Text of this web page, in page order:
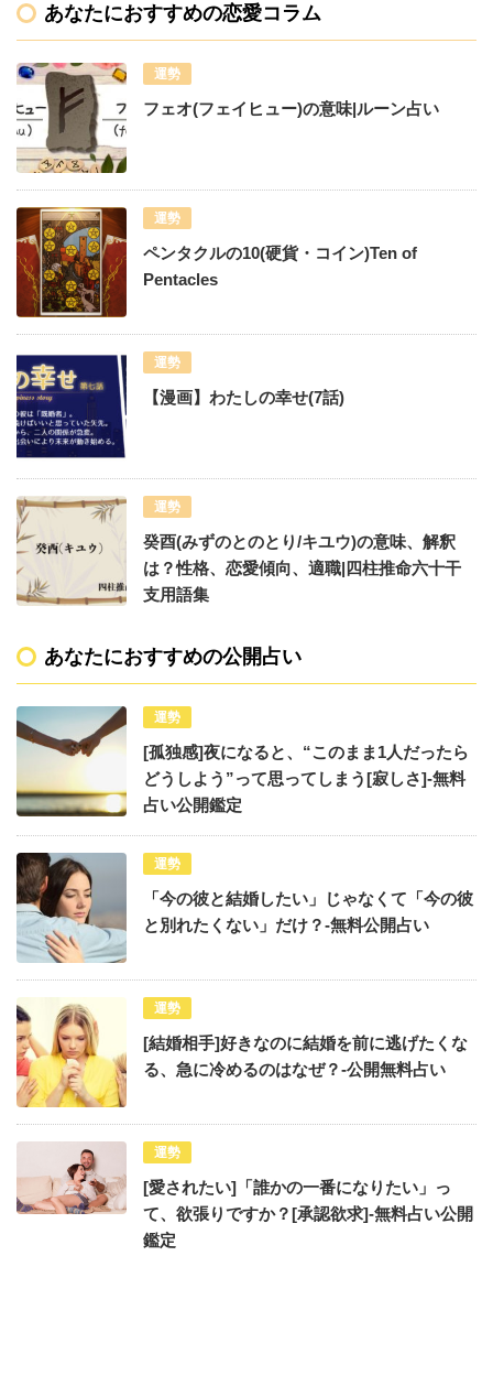
あなたにおすすめの恋愛コラム
運勢
フェオ(フェイヒュー)の意味|ルーン占い
運勢
ペンタクルの10(硬貨・コイン)Ten of
Pentacles
運勢
【漫画】わたしの幸せ(7話)
運勢
癸酉(みずのとのとり/キユウ)の意味、解釈
は？性格、恋愛傾向、適職|四柱推命六十干
支用語集
あなたにおすすめの公開占い
運勢
[孤独感]夜になると、“このまま1人だったら
どうしよう”って思ってしまう[寂しさ]-無料
占い公開鑑定
運勢
「今の彼と結婚したい」じゃなくて「今の彼
と別れたくない」だけ？-無料公開占い
運勢
[結婚相手]好きなのに結婚を前に逃げたくな
る、急に冷めるのはなぜ？-公開無料占い
運勢
[愛されたい]「誰かの一番になりたい」っ
て、欲張りですか？[承認欲求]-無料占い公開
鑑定